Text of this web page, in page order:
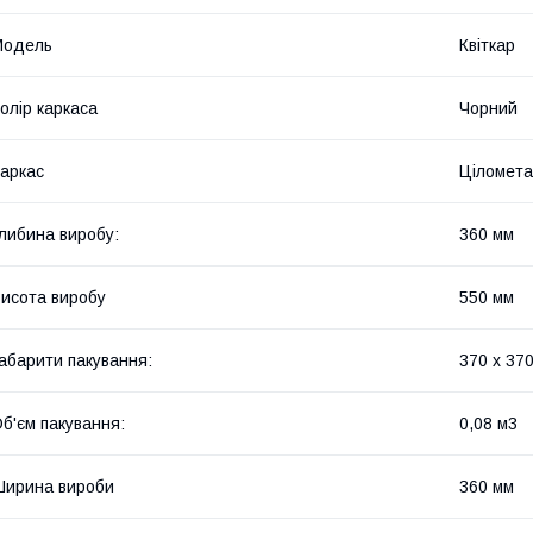
Квіткар
каркаса Чорний
виробу: 360 мм
виробу 550 мм
пакування: 370 x
пакування: 0,08 м3
вироби 360 мм